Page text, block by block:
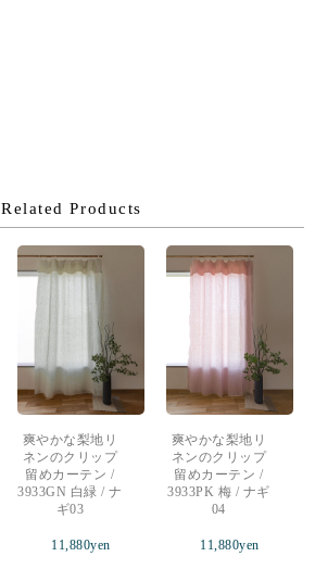
Related Products
爽やかな梨地リ
ネンのクリップ
留めカーテン /
3933GN 白緑 / ナ
ギ03
11,880yen
爽やかな梨地リ
ネンのクリップ
留めカーテン /
3933PK 梅 / ナギ
04
11,880yen